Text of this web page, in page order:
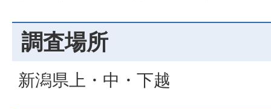
調査場所
新潟県上・中・下越